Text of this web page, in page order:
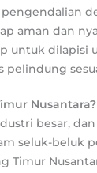
aman dan
untuk dilapisi
pelindung
Nusantara?
besar,
seluk-beluk
Timur